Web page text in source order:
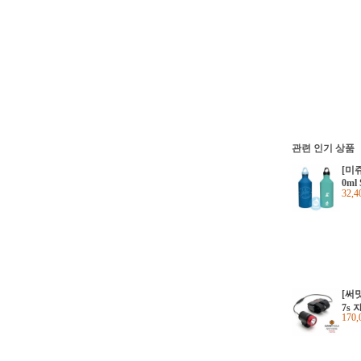
관련 인기 상품
[미
0ml
w/
[써
7s